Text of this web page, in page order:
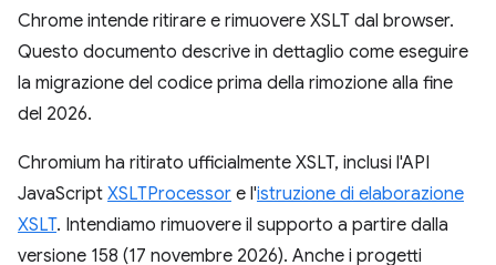
Chrome intende ritirare e rimuovere XSLT dal browser.
Questo documento descrive in dettaglio come eseguire
la migrazione del codice prima della rimozione alla fine
del 2026.
Chromium ha ritirato ufficialmente XSLT, inclusi l'API
JavaScript XSLTProcessor e l'istruzione di elaborazione
XSLT. Intendiamo rimuovere il supporto a partire dalla
versione 158 (17 novembre 2026). Anche i progetti